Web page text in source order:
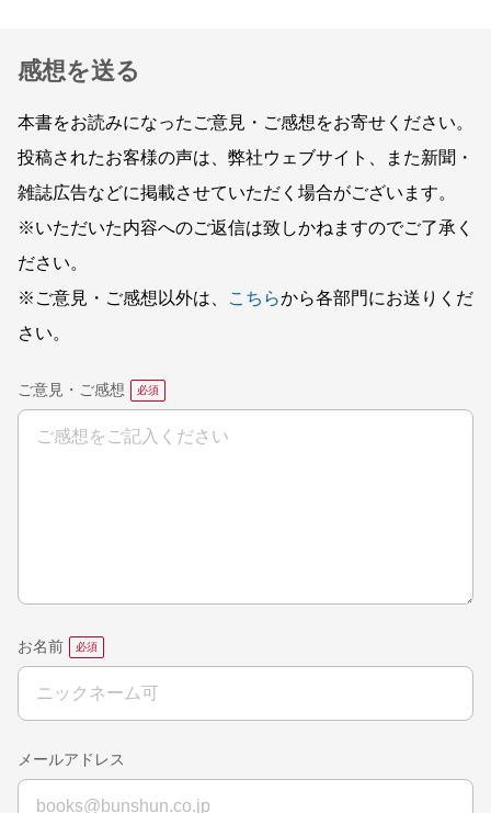
感想を送る
本書をお読みになったご意見・ご感想をお寄せください。
投稿されたお客様の声は、弊社ウェブサイト、また新聞・
雑誌広告などに掲載させていただく場合がございます。
※いただいた内容へのご返信は致しかねますのでご了承く
ださい。
※ご意見・ご感想以外は、
こちらから各部門にお送りくだ
さい。
ご意見・ご感想
お名前
メールアドレス